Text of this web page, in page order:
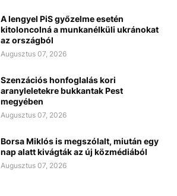
A lengyel PiS győzelme esetén
kitoloncolná a munkanélküli ukránokat
az országból
Augusztus 07, 2026
Szenzációs honfoglalás kori
aranyleletekre bukkantak Pest
megyében
Augusztus 07, 2026
Borsa Miklós is megszólalt, miután egy
nap alatt kivágták az új közmédiából
Augusztus 07, 2026